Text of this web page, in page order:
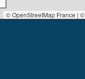
© OpenStreetMap France | ©